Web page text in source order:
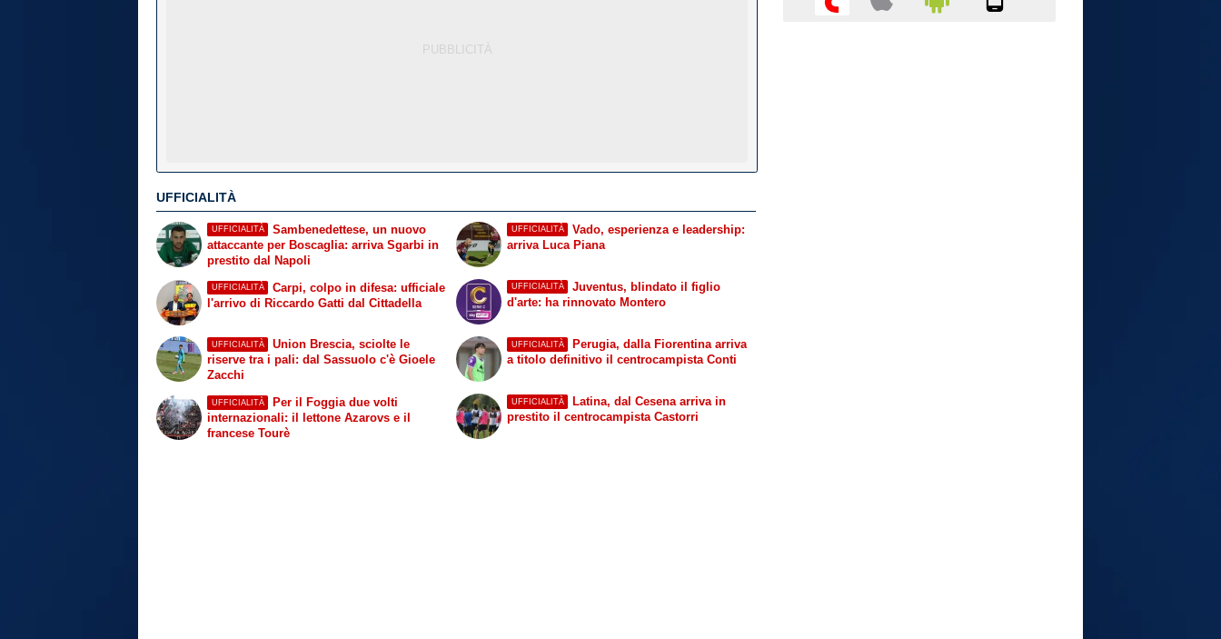
UFFICIALITÀ
UFFICIALITÀ
Sambenedettese, un nuovo
attaccante per Boscaglia: arriva Sgarbi in
prestito dal Napoli
UFFICIALITÀ
Carpi, colpo in difesa: ufficiale
l'arrivo di Riccardo Gatti dal Cittadella
UFFICIALITÀ
Vado, esperienza e leadership:
arriva Luca Piana
UFFICIALITÀ
Juventus, blindato il figlio
d'arte: ha rinnovato Montero
UFFICIALITÀ
Union Brescia, sciolte le
riserve tra i pali: dal Sassuolo c'è Gioele
Zacchi
UFFICIALITÀ
Per il Foggia due volti
internazionali: il lettone Azarovs e il
francese Tourè
UFFICIALITÀ
Perugia, dalla Fiorentina arriva
a titolo definitivo il centrocampista Conti
UFFICIALITÀ
Latina, dal Cesena arriva in
prestito il centrocampista Castorri